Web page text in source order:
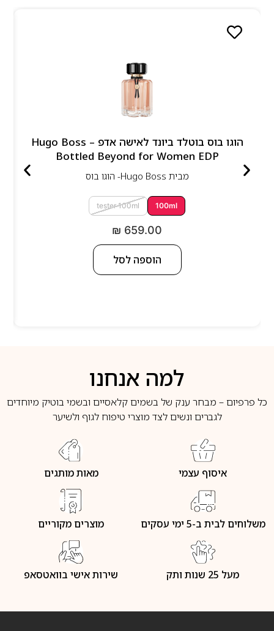
הוגו בוס בוטלד ביונד לאישה אדפ – Hugo Boss
Bottled Beyond for Women EDP
מבית Hugo Boss- הוגו בוס
100ml
tester 100ml
₪ 659.00
הוספה לסל
למה אנחנו
כל פרפיום – מבחר ענק של בשמים קלאסיים ובשמי בוטיק מיוחדים
לגברים ונשים לצד מוצרי טיפוח לגוף ולשיער
איסוף עצמי מאות מותגים
משלוחים לבית ב-5 ימי עסקים מוצרים מקוריים
מעל 25 שנות ותק שירות אישי בוואטסאפ